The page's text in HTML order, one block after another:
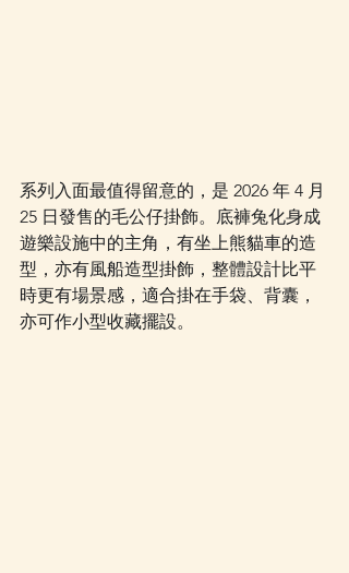
系列入面最值得留意的，是 2026 年 4 月
25 日發售的毛公仔掛飾。底褲兔化身成
遊樂設施中的主角，有坐上熊貓車的造
型，亦有風船造型掛飾，整體設計比平
時更有場景感，適合掛在手袋、背囊，
亦可作小型收藏擺設。